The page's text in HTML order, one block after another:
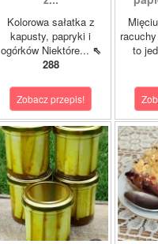
Kolorowa sałatka z
kapusty, papryki i
ogórków Niektóre... ⇖
288
Zobacz przepis!
to